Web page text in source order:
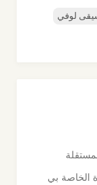
لوفي
الخاصة بي